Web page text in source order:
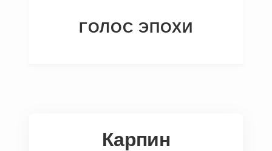
ГОЛОС ЭПОХИ
Карпин